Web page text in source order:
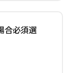
合必須選